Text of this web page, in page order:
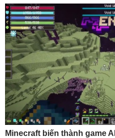
Minecraft biến thành game